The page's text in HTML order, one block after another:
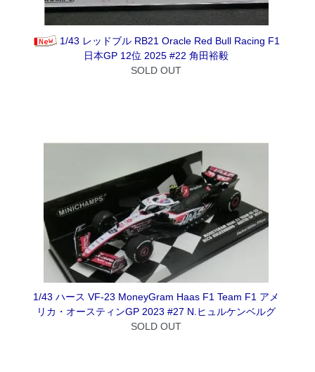
1/43 レッドブル RB21 Oracle Red Bull Racing F1
日本GP 12位 2025 #22 角田裕毅
SOLD OUT
1/43 ハース VF-23 MoneyGram Haas F1 Team F1 アメ
リカ・オースティンGP 2023 #27 N.ヒュルケンベルグ
SOLD OUT